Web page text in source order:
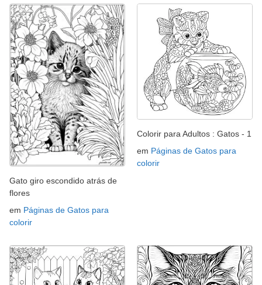
Gato giro escondido atrás de
flores
em Páginas de Gatos para
colorir
Colorir para Adultos : Gatos - 1
em Páginas de Gatos para
colorir